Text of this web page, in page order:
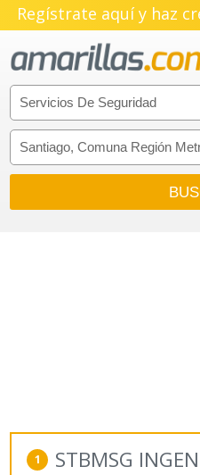
Regístrate aquí y haz
1 STBMSG